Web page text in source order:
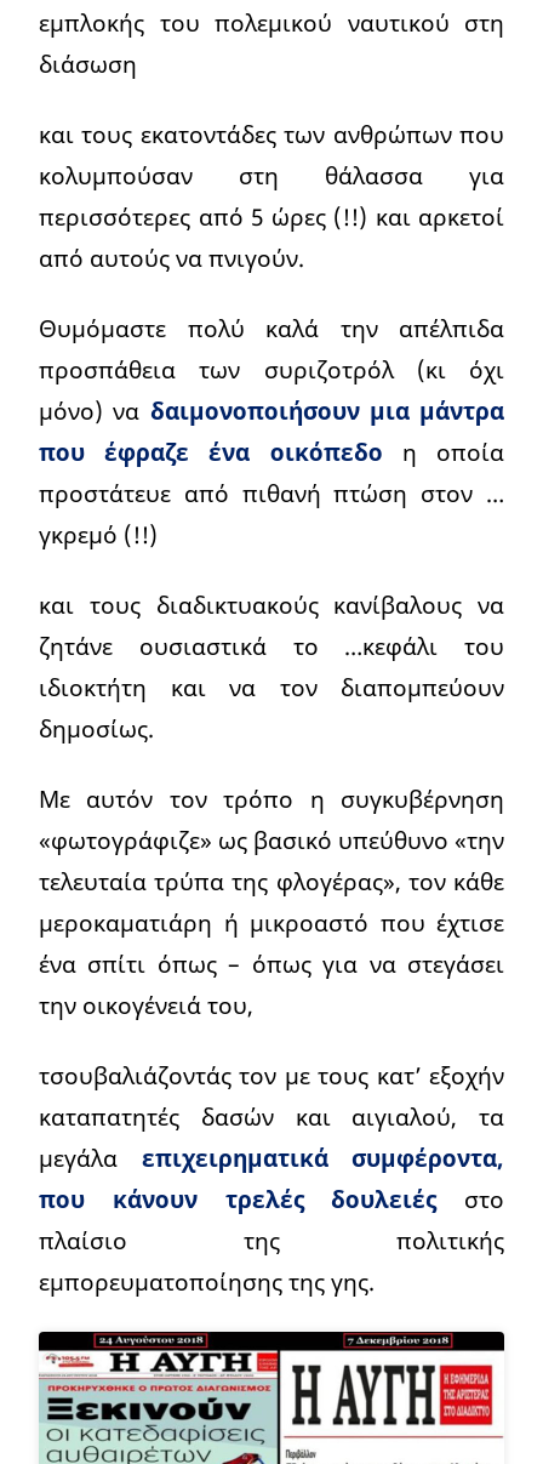
εμπλοκής του πολεμικού ναυτικού στη
διάσωση
και τους εκατοντάδες των ανθρώπων που
κολυμπούσαν στη θάλασσα για
περισσότερες από 5 ώρες (!!) και αρκετοί
από αυτούς να πνιγούν.
Θυμόμαστε πολύ καλά την απέλπιδα
προσπάθεια των συριζοτρόλ (κι όχι
μόνο) να δαιμονοποιήσουν μια μάντρα
που έφραζε ένα οικόπεδο η οποία
προστάτευε από πιθανή πτώση στον …
γκρεμό (!!)
και τους διαδικτυακούς κανίβαλους να
ζητάνε ουσιαστικά το …κεφάλι του
ιδιοκτήτη και να τον διαπομπεύουν
δημοσίως.
Με αυτόν τον τρόπο η συγκυβέρνηση
«φωτογράφιζε» ως βασικό υπεύθυνο «την
τελευταία τρύπα της φλογέρας», τον κάθε
μεροκαματιάρη ή μικροαστό που έχτισε
ένα σπίτι όπως – όπως για να στεγάσει
την οικογένειά του,
τσουβαλιάζοντάς τον με τους κατ’ εξοχήν
καταπατητές δασών και αιγιαλού, τα
μεγάλα επιχειρηματικά συμφέροντα,
που κάνουν τρελές δουλειέςστο
πλαίσιο της πολιτικής
εμπορευματοποίησης της γης.